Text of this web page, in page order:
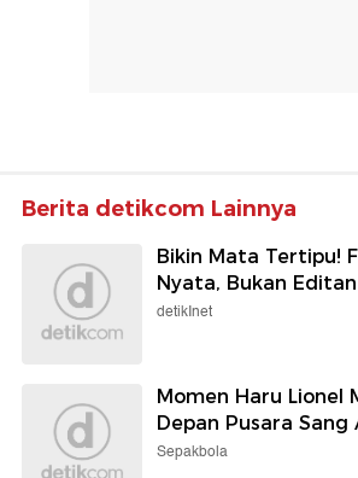
Berita detikcom Lainnya
Bikin Mata Tertipu!
Nyata, Bukan
detikInet
Momen Haru Lionel
Depan Pusara Sang
Sepakbola